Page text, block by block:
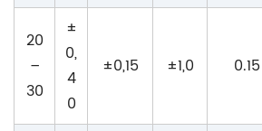
20
–
30
±
0,
4
0
±0,15 ±1,0 0.15